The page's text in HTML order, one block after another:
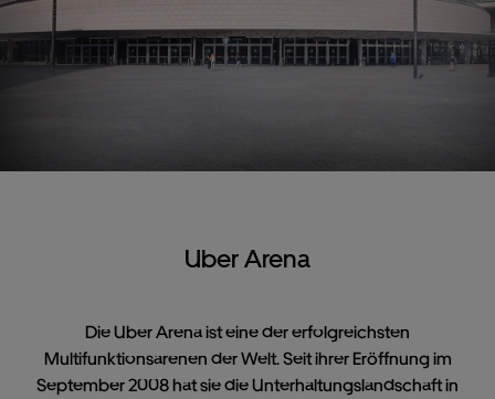
Uber Arena
Die Uber Arena ist eine der erfolgreichsten
Multifunktionsarenen der Welt. Seit ihrer Eröffnung im
September 2008 hat sie die Unterhaltungslandschaft in